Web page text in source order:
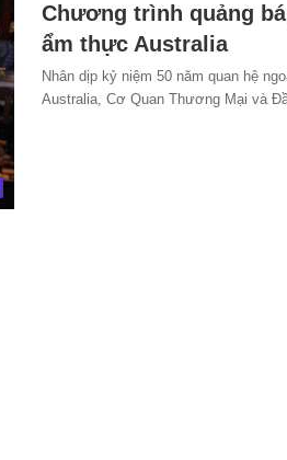
Chương trình quảng
ẩm thực Australia
Nhân dịp kỷ niệm 50 năm quan hệ
Australia, Cơ Quan Thương Mại và